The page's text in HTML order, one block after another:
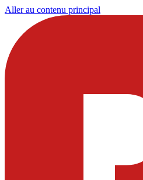
Aller au contenu principal